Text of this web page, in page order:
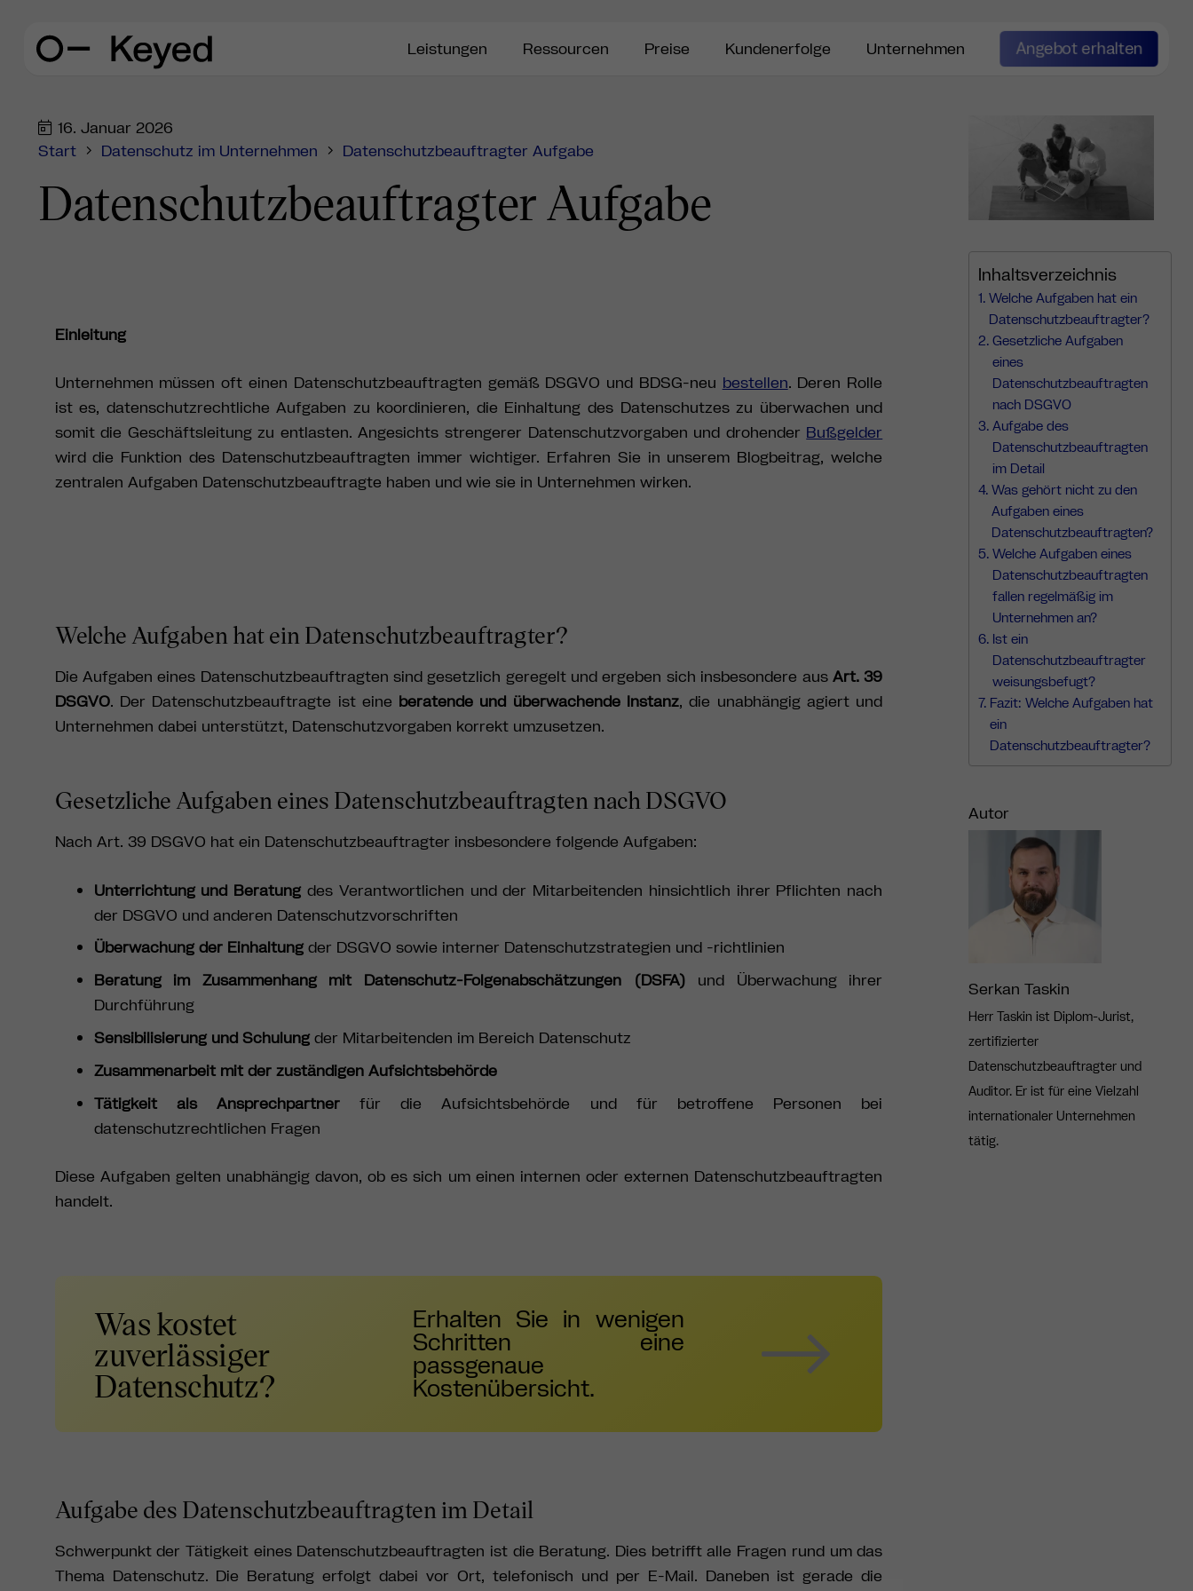
Leistungen Ressourcen Preise Kundenerfolge Unternehmen Angebot erhalten
16. Januar 2026
Start
Datenschutz im Unternehmen Datenschutzbeauftragter Aufgabe
Datenschutzbeauftragter Aufgabe
Einleitung
Unternehmen müssen oft einen Datenschutzbeauftragten gemäß DSGVO und BDSG-neu bestellen. Deren Rolle
ist es, datenschutzrechtliche Aufgaben zu koordinieren, die Einhaltung des Datenschutzes zu überwachen und
somit die Geschäftsleitung zu entlasten. Angesichts strengerer Datenschutzvorgaben und drohender Bußgelder
wird die Funktion des Datenschutzbeauftragten immer wichtiger. Erfahren Sie in unserem Blogbeitrag, welche
zentralen Aufgaben Datenschutzbeauftragte haben und wie sie in Unternehmen wirken.
Welche Aufgaben hat ein Datenschutzbeauftragter?
Die Aufgaben eines Datenschutzbeauftragten sind gesetzlich geregelt und ergeben sich insbesondere aus Art. 39
DSGVO. Der Datenschutzbeauftragte ist eine beratende und überwachende Instanz, die unabhängig agiert und
Unternehmen dabei unterstützt, Datenschutzvorgaben korrekt umzusetzen.
Gesetzliche Aufgaben eines Datenschutzbeauftragten nach DSGVO
Nach Art. 39 DSGVO hat ein Datenschutzbeauftragter insbesondere folgende Aufgaben:
Unterrichtung und Beratung des Verantwortlichen und der Mitarbeitenden hinsichtlich ihrer Pflichten nach
der DSGVO und anderen Datenschutzvorschriften
Überwachung der Einhaltungder DSGVO sowie interner Datenschutzstrategien und -richtlinien
Beratung im Zusammenhang mit Datenschutz-Folgenabschätzungen (DSFA) und Überwachung ihrer
Durchführung
Sensibilisierung und Schulungder Mitarbeitenden im Bereich Datenschutz
Zusammenarbeit mit der zuständigen Aufsichtsbehörde
Tätigkeit als Ansprechpartnerfür die Aufsichtsbehörde und für betroffene Personen bei
datenschutzrechtlichen Fragen
Diese Aufgaben gelten unabhängig davon, ob es sich um einen internen oder externen Datenschutzbeauftragten
handelt.
Was kostet
zuverlässiger
Datenschutz?
Erhalten Sie in wenigen
Schritten eine
passgenaue
Kostenübersicht.
Aufgabe des Datenschutzbeauftragten im Detail
Schwerpunkt der Tätigkeit eines Datenschutzbeauftragten ist die Beratung. Dies betrifft alle Fragen rund um das
Thema Datenschutz. Die Beratung erfolgt dabei vor Ort, telefonisch und per E-Mail. Daneben ist gerade die
Inhaltsverzeichnis
Welche Aufgaben hat ein
Datenschutzbeauftragter?
Gesetzliche Aufgaben
eines
Datenschutzbeauftragten
nach DSGVO
Aufgabe des
Datenschutzbeauftragten
im Detail
Was gehört nicht zu den
Aufgaben eines
Datenschutzbeauftragten?
Welche Aufgaben eines
Datenschutzbeauftragten
fallen regelmäßig im
Unternehmen an?
Ist ein
Datenschutzbeauftragter
weisungsbefugt?
Fazit: Welche Aufgaben hat
ein
Datenschutzbeauftragter?
Autor
Serkan Taskin
Herr Taskin ist Diplom-Jurist,
zertifizierter
Datenschutzbeauftragter und
Auditor. Er ist für eine Vielzahl
internationaler Unternehmen
tätig.